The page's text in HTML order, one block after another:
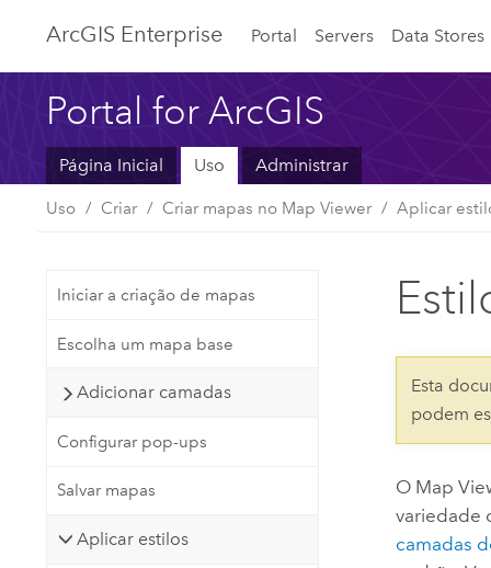
ArcGIS Enterprise Portal Servers Data Stores
Portal for ArcGIS
Página Inicial Uso Administrar
Uso Criar Criar mapas no Map Viewer Aplicar
Iniciar a criação de mapas
Escolha um mapa base
Adicionar camadas
Configurar pop-ups
Salvar mapas
Aplicar estilos
Esta
podem
O Map
variedade
camadas